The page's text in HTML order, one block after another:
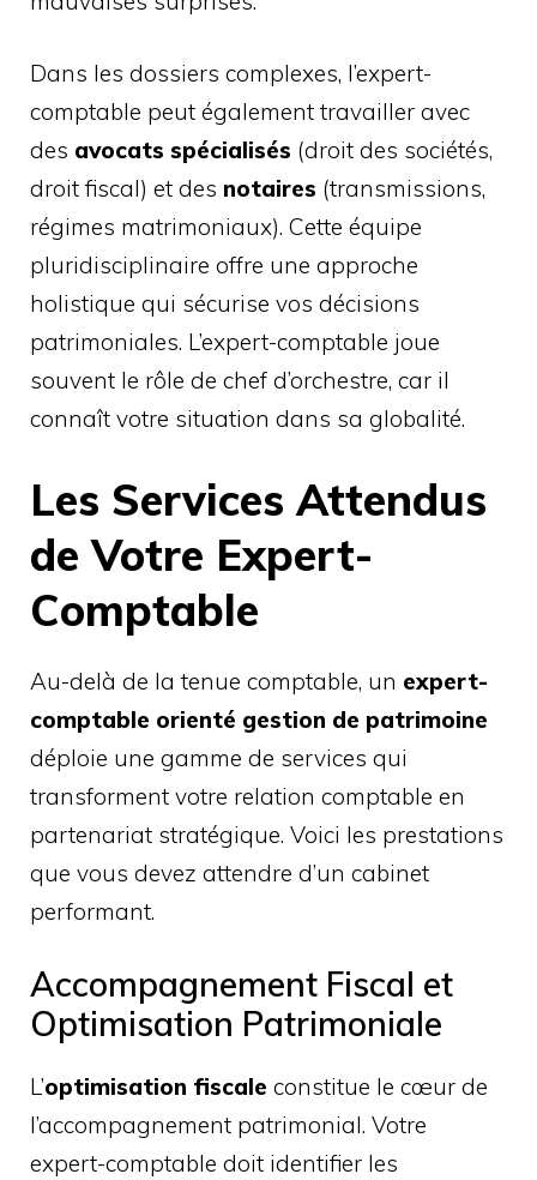
Dans les dossiers complexes, l’expert-
comptable peut également travailler avec
des avocats spécialisés (droit des sociétés,
droit fiscal) et des notaires (transmissions,
régimes matrimoniaux). Cette équipe
pluridisciplinaire offre une approche
holistique qui sécurise vos décisions
patrimoniales. L’expert-comptable joue
souvent le rôle de chef d’orchestre, car il
connaît votre situation dans sa globalité.
Les Services Attendus
de Votre Expert-
Comptable
Au-delà de la tenue comptable, un expert-
comptable orienté gestion de patrimoine
déploie une gamme de services qui
transforment votre relation comptable en
partenariat stratégique. Voici les prestations
que vous devez attendre d’un cabinet
performant.
Accompagnement Fiscal et
Optimisation Patrimoniale
L’optimisation fiscale constitue le cœur de
l’accompagnement patrimonial. Votre
expert-comptable doit identifier les